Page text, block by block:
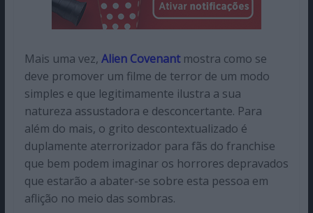
Mais uma vez, Alien Covenantmostra como se
deve promover um filme de terror de um modo
simples e que legitimamente ilustra a sua
natureza assustadora e desconcertante. Para
além do mais, o grito descontextualizado é
duplamente aterrorizador para fãs do franchise
que bem podem imaginar os horrores depravados
que estarão a abater-se sobre esta pessoa em
aflição no meio das sombras.